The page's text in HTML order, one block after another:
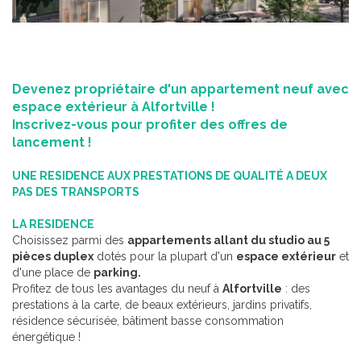
Devenez propriétaire d'un appartement neuf avec
espace extérieur à Alfortville !
Inscrivez-vous pour profiter des offres de
lancement !
UNE RESIDENCE AUX PRESTATIONS DE QUALITÉ A DEUX
PAS DES TRANSPORTS
LA RESIDENCE
Choisissez parmi des appartements allant du studio au 5
pièces duplex dotés pour la plupart d'un espace extérieur et
d'une place de parking.
Profitez de tous les avantages du neuf à Alfortville : des
prestations à la carte, de beaux extérieurs, jardins privatifs,
résidence sécurisée, bâtiment basse consommation
énergétique !